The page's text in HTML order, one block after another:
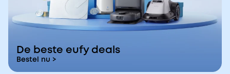
De beste eufy deals
Bestel nu >